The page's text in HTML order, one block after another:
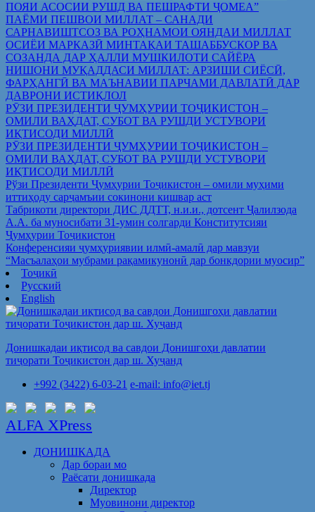
ПОЯИ АСОСИИ РУШД ВА ПЕШРАФТИ ҶОМЕА”
ПАЁМИ ПЕШВОИ МИЛЛАТ – САНАДИ
САРНАВИШТСОЗ ВА РОҲНАМОИ ОЯНДАИ МИЛЛАТ
ОСИЁИ МАРКАЗӢ МИНТАҚАИ ТАШАББУСКОР ВА
СОЗАНДА ДАР ҲАЛЛИ МУШКИЛОТИ САЙЁРА
НИШОНИ МУҚАДДАСИ МИЛЛАТ: АРЗИШИ СИЁСӢ,
ФАРҲАНГӢ ВА МАЪНАВИИ ПАРЧАМИ ДАВЛАТӢ ДАР
ДАВРОНИ ИСТИҚЛОЛ
РӮЗИ ПРЕЗИДЕНТИ ҶУМҲУРИИ ТОҶИКИСТОН –
ОМИЛИ ВАҲДАТ, СУБОТ ВА РУШДИ УСТУВОРИ
ИҚТИСОДИ МИЛЛӢ
РӮЗИ ПРЕЗИДЕНТИ ҶУМҲУРИИ ТОҶИКИСТОН –
ОМИЛИ ВАҲДАТ, СУБОТ ВА РУШДИ УСТУВОРИ
ИҚТИСОДИ МИЛЛӢ
Рўзи Президенти Ҷумҳурии Тоҷикистон – омили муҳими
иттиҳоду сарҷамъии сокинони кишвар аст
Табрикоти директори ДИС ДДТТ, н.и.и., дотсент Ҷалилзода
А.А. ба муносибати 31-умин солгарди Конститутсияи
Ҷумҳурии Тоҷикистон
Конференсияи ҷумҳуриявии илмӣ-амалӣ дар мавзуи
“Масъалаҳои мубрами рақамикунонӣ дар бонкдории муосир”
Тоҷикӣ
Русский
English
Донишкадаи иқтисод ва савдои Донишгоҳи давлатии
тиҷорати Тоҷикистон дар ш. Хуҷанд
+992 (3422) 6-03-21 e-mail: info@iet.tj
ALFA XPress
ДОНИШКАДА
Дар бораи мо
Раёсати донишкада
Директор
Муовинони директор